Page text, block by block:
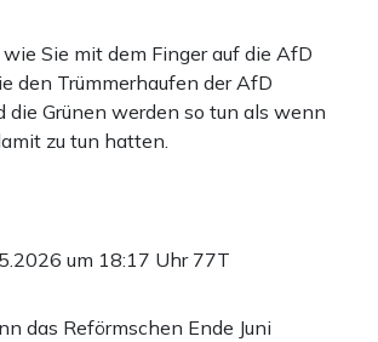
Sie mit dem Finger auf die AfD
den Trümmerhaufen der AfD
die Grünen werden so tun als wenn
zu tun hatten.
um 18:17 Uhr 77T
das Reförmschen Ende Juni